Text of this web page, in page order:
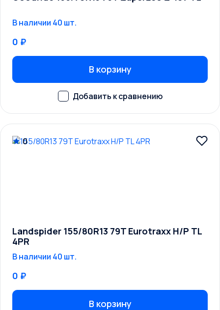
В наличии 40 шт.
0 ₽
В корзину
0
Landspider 155/80R13 79T Eurotraxx H/P TL
4PR
В наличии 40 шт.
0 ₽
В корзину